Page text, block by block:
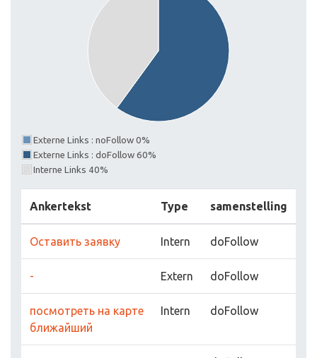
Externe Links : noFollow 0%
Externe Links : doFollow 60%
Interne Links 40%
Ankertekst Type samenstelling
Оставить заявку Intern doFollow
- Extern doFollow
посмотреть на карте
ближайший
Intern doFollow